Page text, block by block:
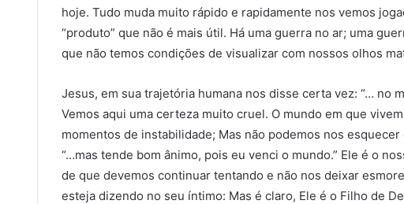
hoje. Tudo muda muito rápido e rapidamente nos vemos
“produto” que não é mais útil. Há uma guerra no ar; uma
que não temos condições de visualizar com nossos olhos
Jesus, em sua trajetória humana nos disse certa vez: “… no
Vemos aqui uma certeza muito cruel. O mundo em que
momentos de instabilidade; Mas não podemos nos
“…mas tende bom ânimo, pois eu venci o mundo.” Ele é o
de que devemos continuar tentando e não nos deixar
esteja dizendo no seu íntimo: Mas é claro, Ele é o Filho de